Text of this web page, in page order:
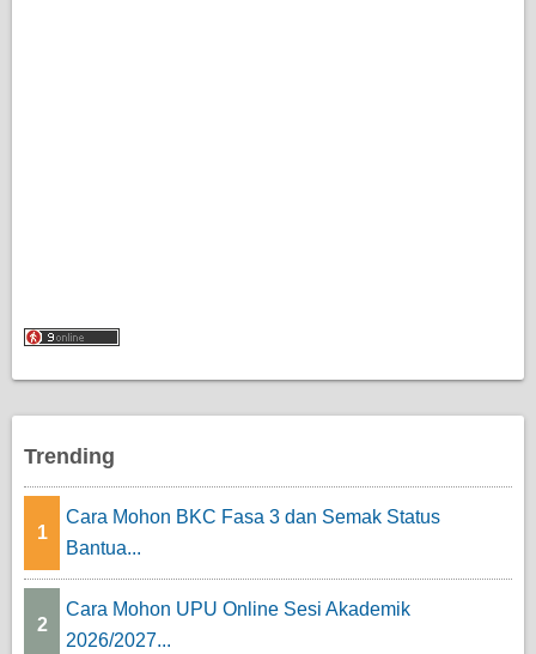
Trending
1
Cara Mohon BKC Fasa 3 dan Semak Status
Bantua...
2
Cara Mohon UPU Online Sesi Akademik
2026/2027...